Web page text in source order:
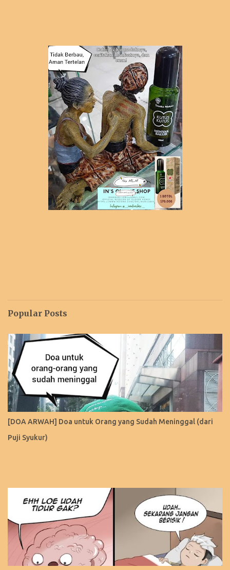
Popular Posts
[DOA ARWAH] Doa untuk Orang yang Sudah Meninggal (dari
Puji Syukur)